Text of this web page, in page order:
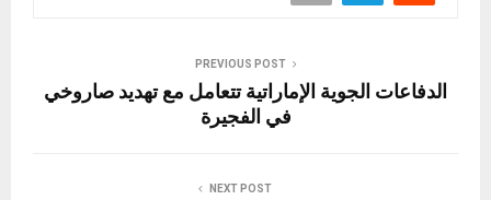
PREVIOUS POST
الدفاعات الجوية الإماراتية تتعامل مع تهديد صاروخي
في الفجيرة
NEXT POST